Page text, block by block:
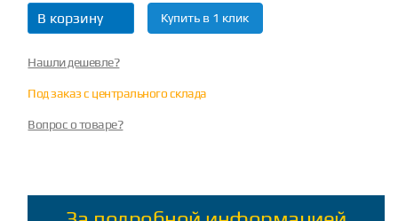
В корзину Купить в 1 клик
Нашли дешевле?
Под заказ с центрального склада
Вопрос о товаре?